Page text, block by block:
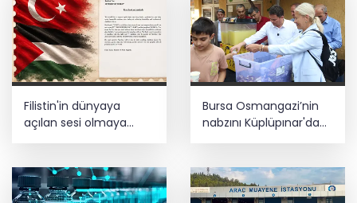
Filistin'in dünyaya
açılan sesi olmaya
Bursa Osmangazi’nin
nabzını Küplüpınar'da